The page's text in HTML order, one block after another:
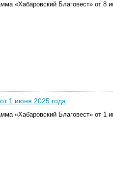
«Хабаровский Благовест» от 8
1 июня 2025 года
«Хабаровский Благовест» от 1